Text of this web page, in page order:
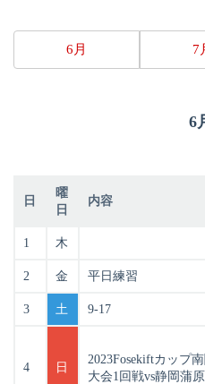
6月 7
6
日
曜
日
内容
1 木
2 金 平日練習
3 土 9-17
4 日
2023Fosekiftカップ
大会1回戦vs静岡蒲